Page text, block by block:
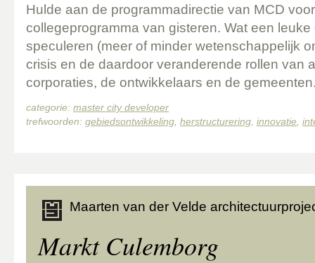
Hulde aan de programmadirectie van MCD
collegeprogramma van gisteren. Wat een
speculeren (meer of minder wetenschappelijk
crisis en de daardoor veranderende rollen van
corporaties, de ontwikkelaars en de
categorie: master city developer
trefwoorden: gebiedsontwikkeling herstructurering innovatie
Maarten van der Velde
Markt Culemborg